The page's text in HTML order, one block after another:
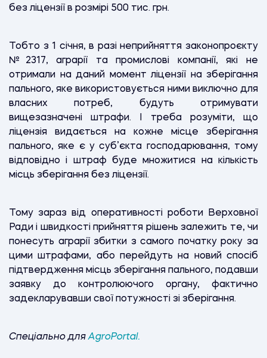
без ліцензії в розмірі 500 тис. грн.
Тобто з 1 січня, в разі неприйняття законопроєкту
№2317, аграрії та промислові компанії, які не
отримали на даний момент ліцензії на зберігання
пального, яке використовується ними виключно для
власних потреб, будуть отримувати
вищезазначені штрафи. І треба розуміти, що
ліцензія видається на кожне місце зберігання
пального, яке є у суб’єкта господарювання, тому
відповідно і штраф буде множитися на кількість
місць зберігання без ліцензії.
Тому зараз від оперативності роботи Верховної
Ради і швидкості прийняття рішень залежить те, чи
понесуть аграрії збитки з самого початку року за
цими штрафами, або перейдуть на новий спосіб
підтвердження місць зберігання пального, подавши
заявку до контролюючого органу, фактично
задекларувавши свої потужності зі зберігання.
Спеціально дляAgroPortal.